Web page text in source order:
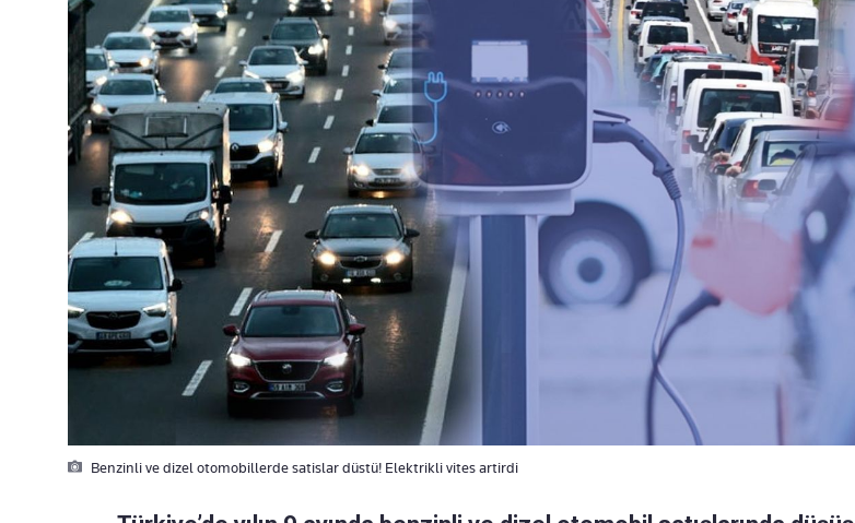
Benzinli ve dizel otomobillerde satislar düstü! Elektrikli vites artirdi